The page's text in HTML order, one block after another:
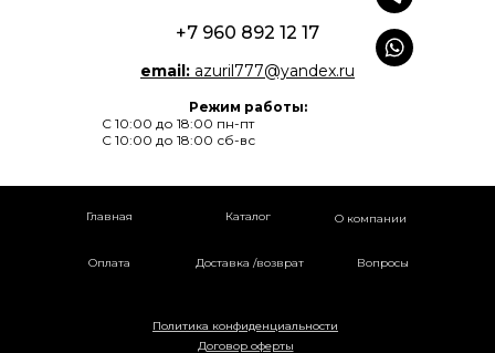
+7 960 892 12 17
email: azuril777@yandex.ru
Режим работы:
С 10:00 до 18:00 пн-пт
С 10:00 до 18:00 сб-вс
Политика конфиденциальности
Договор оферты
Главная Каталог О компании
Доставка /возврат Вопросы
Оплата